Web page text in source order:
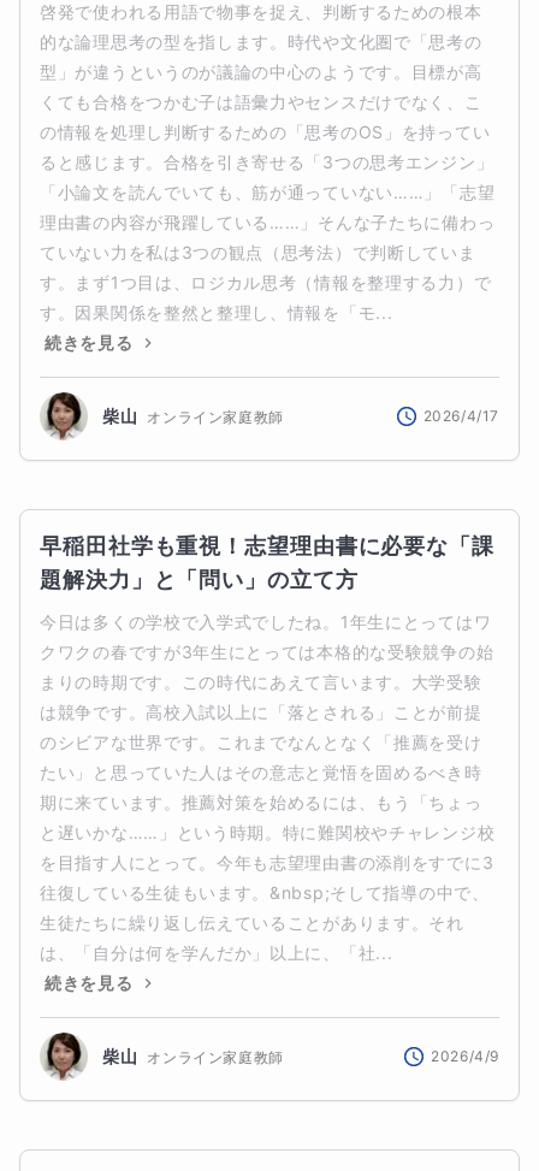
啓発で使われる用語で物事を捉え、判断するための根本
的な論理思考の型を指します。時代や文化圏で「思考の
型」が違うというのが議論の中心のようです。目標が高
くても合格をつかむ子は語彙力やセンスだけでなく、こ
の情報を処理し判断するための「思考のOS」を持ってい
ると感じます。合格を引き寄せる「3つの思考エンジン」
「小論文を読んでいても、筋が通っていない……」「志望
理由書の内容が飛躍している……」そんな子たちに備わっ
ていない力を私は3つの観点（思考法）で判断していま
す。まず1つ目は、ロジカル思考（情報を整理する力）で
す。因果関係を整然と整理し、情報を「モ...
続きを見る
柴山 オンライン家庭教師 2026/4/17
早稲田社学も重視！志望理由書に必要な「課
題解決力」と「問い」の立て方
今日は多くの学校で入学式でしたね。1年生にとってはワ
クワクの春ですが3年生にとっては本格的な受験競争の始
まりの時期です。この時代にあえて言います。大学受験
は競争です。高校入試以上に「落とされる」ことが前提
のシビアな世界です。これまでなんとなく「推薦を受け
たい」と思っていた人はその意志と覚悟を固めるべき時
期に来ています。推薦対策を始めるには、もう「ちょっ
と遅いかな……」という時期。特に難関校やチャレンジ校
を目指す人にとって。今年も志望理由書の添削をすでに3
往復している生徒もいます。&nbsp;そして指導の中で、
生徒たちに繰り返し伝えていることがあります。それ
は、「自分は何を学んだか」以上に、「社...
続きを見る
柴山 オンライン家庭教師 2026/4/9